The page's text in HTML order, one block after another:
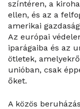
színtéren, a
ellen, és az a
amerikai
Az európai
iparágaiba és az
ötletek,
unióban, csak
őket.
A közös